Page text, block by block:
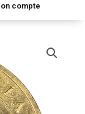
compte